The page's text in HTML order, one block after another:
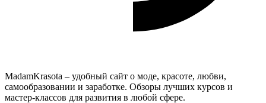
MadamKrasota – удобный сайт о моде, красоте, любви,
самообразовании и заработке. Обзоры лучших курсов и
мастер-классов для развития в любой сфере.